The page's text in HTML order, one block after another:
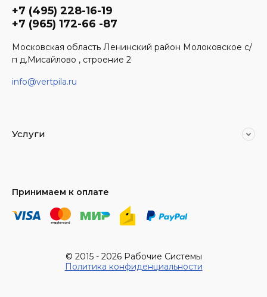
+7 (495) 228-16-19
+7 (965) 172-66 -87
Московская область Ленинский район Молоковское с/
п д.Мисайлово , строение 2
info@vertpila.ru
Услуги
Принимаем к оплате
© 2015 - 2026 Рабочие Системы
Политика конфиденциальности